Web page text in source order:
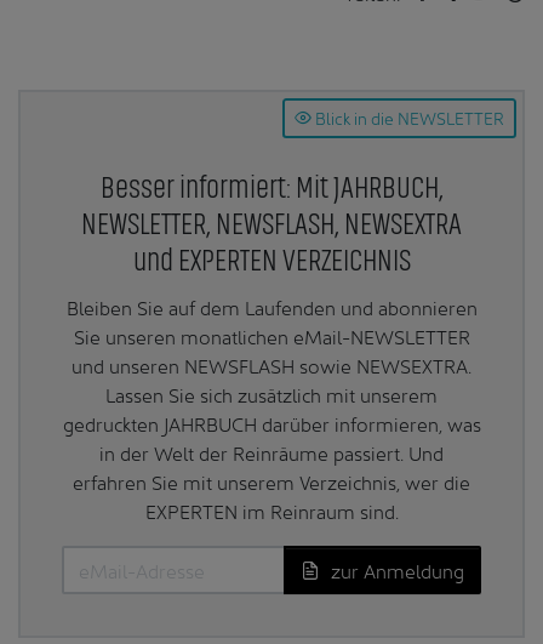
Blick in die NEWSLETTER
Besser informiert: Mit JAHRBUCH,
NEWSLETTER, NEWSFLASH, NEWSEXTRA
und EXPERTEN VERZEICHNIS
Bleiben Sie auf dem Laufenden und abonnieren
Sie unseren monatlichen eMail-NEWSLETTER
und unseren NEWSFLASH sowie NEWSEXTRA.
Lassen Sie sich zusätzlich mit unserem
gedruckten JAHRBUCH darüber informieren, was
in der Welt der Reinräume passiert. Und
erfahren Sie mit unserem Verzeichnis, wer die
EXPERTEN im Reinraum sind.
zur Anmeldung